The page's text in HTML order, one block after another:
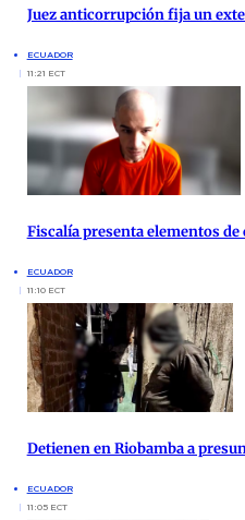
Juez anticorrupción fija un
ECUADOR
11:21 ECT
Fiscalía presenta elementos
ECUADOR
11:10 ECT
Detienen en Riobamba a
ECUADOR
11:05 ECT